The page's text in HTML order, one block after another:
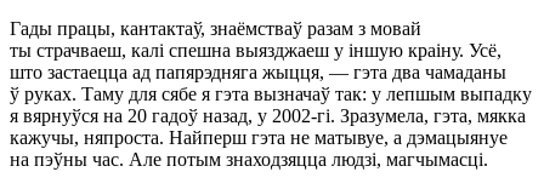
Гады працы, кантактаў, знаёмстваў разам з мовай
ты страчваеш, калі спешна выязджаеш у іншую краіну. Усё,
што застаецца ад папярэдняга жыцця, — гэта два чамаданы
ў руках. Таму для сябе я гэта вызначаў так: у лепшым выпадку
я вярнуўся на 20 гадоў назад, у 2002-гі. Зразумела, гэта, мякка
кажучы, няпроста. Найперш гэта не матывуе, а дэмацыянуе
на пэўны час. Але потым знаходзяцца людзі, магчымасці.